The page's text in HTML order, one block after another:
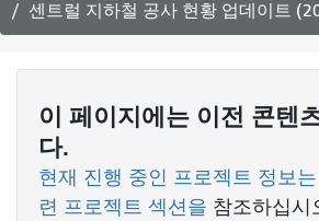
뛰
기
센트럴 지하철 공사 현황 업데이트
이 페이지에는 이전 콘텐
다.
현재 진행 중인 프로젝트 정보
련 프로젝트 섹션을 참조하십시